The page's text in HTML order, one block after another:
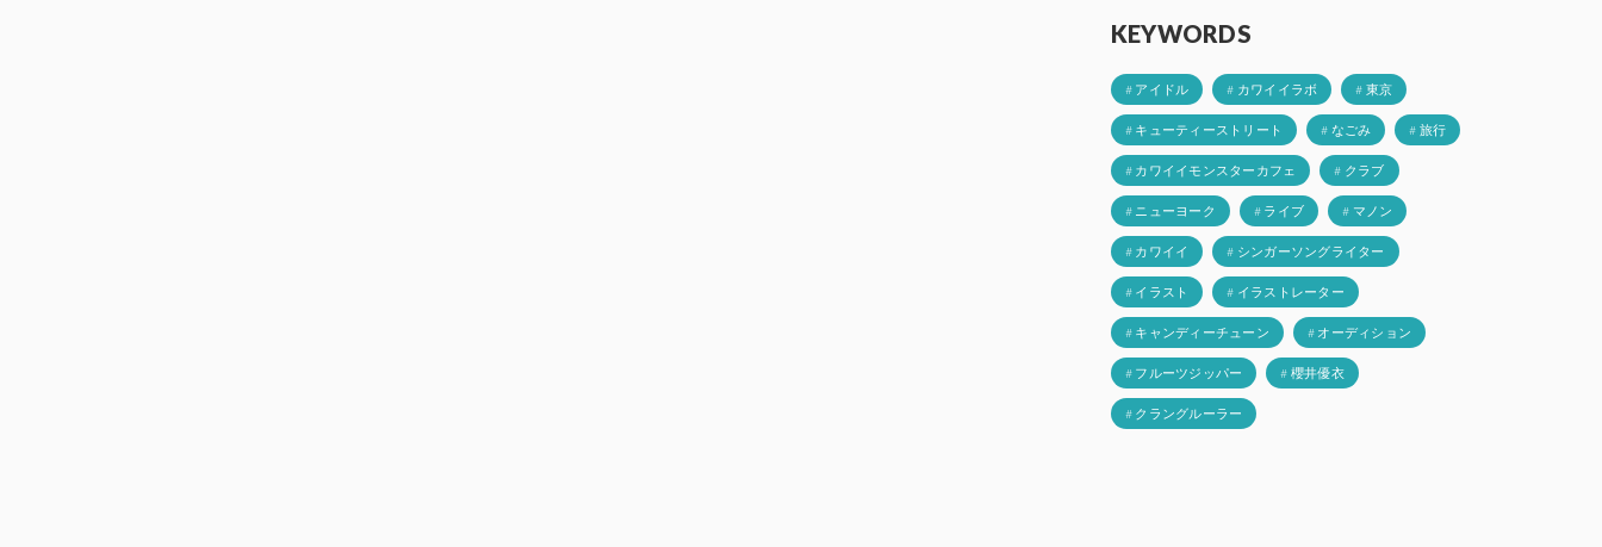
KEYWORDS
# アイドル # カワイイラボ # 東京
# キューティーストリート # なごみ # 旅行
# カワイイモンスターカフェ # クラブ
# ニューヨーク # ライブ # マノン
# カワイイ # シンガーソングライター
# イラスト # イラストレーター
# キャンディーチューン # オーディション
# フルーツジッパー # 櫻井優衣
# クラングルーラー